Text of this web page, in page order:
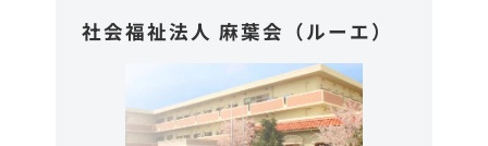
社会福祉法人 麻葉会（ルーエ）